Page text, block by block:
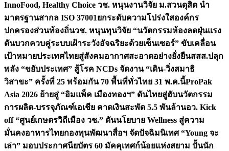
InnoFood, Healthy Choice วช. หนุนงานวิจัย ม.สวนดุสิต นำ
มาตรฐานสากล ISO 37001ยกระดับความโปร่งใสองค์กร
ปกครองส่วนท้องถิ่นวช. หนุนทุนวิจัย “นวัตกรรมห้องลดฝุ่นแรง
ดันบวกควบคู่ระบบเฝ้าระวังอัจฉริยะด้วยเซ็นเซอร์” ขับเคลื่อน
เป้าหมายประเทศไทยสู่สังคมอากาศสะอาดอย่างยั่งยืนสสส.ปลุก
พลัง “ขยับประเทศ” สู้โรค NCDs จัดงาน “เดิน-วิ่งสมาธิ
วิสาขะ” ครั้งที่ 25 พร้อมกัน 70 พื้นที่ทั่วไทย 31 พ.ค.นี้ProPak
Asia 2026 ย้ายสู่ “อิมแพ็ค เมืองทองฯ” ดันไทยสู่ฮับนวัตกรรม
การผลิต-บรรจุภัณฑ์เอเชีย คาดเงินสะพัด 5.5 พันล้านอว. Kick
off “ศูนย์เกษตรวิถีเมือง วช.” ดันนโยบาย Wellness สู่ความ
มั่นคงอาหารไทยกองทุนพัฒนาสื่อฯ จัดปัจฉิมนิเทศ “Young จะ
เล่า” มอบประกาศนียบัตร 60 มัคคุเทศก์น้อยแห่งสยาม ปั้นนัก